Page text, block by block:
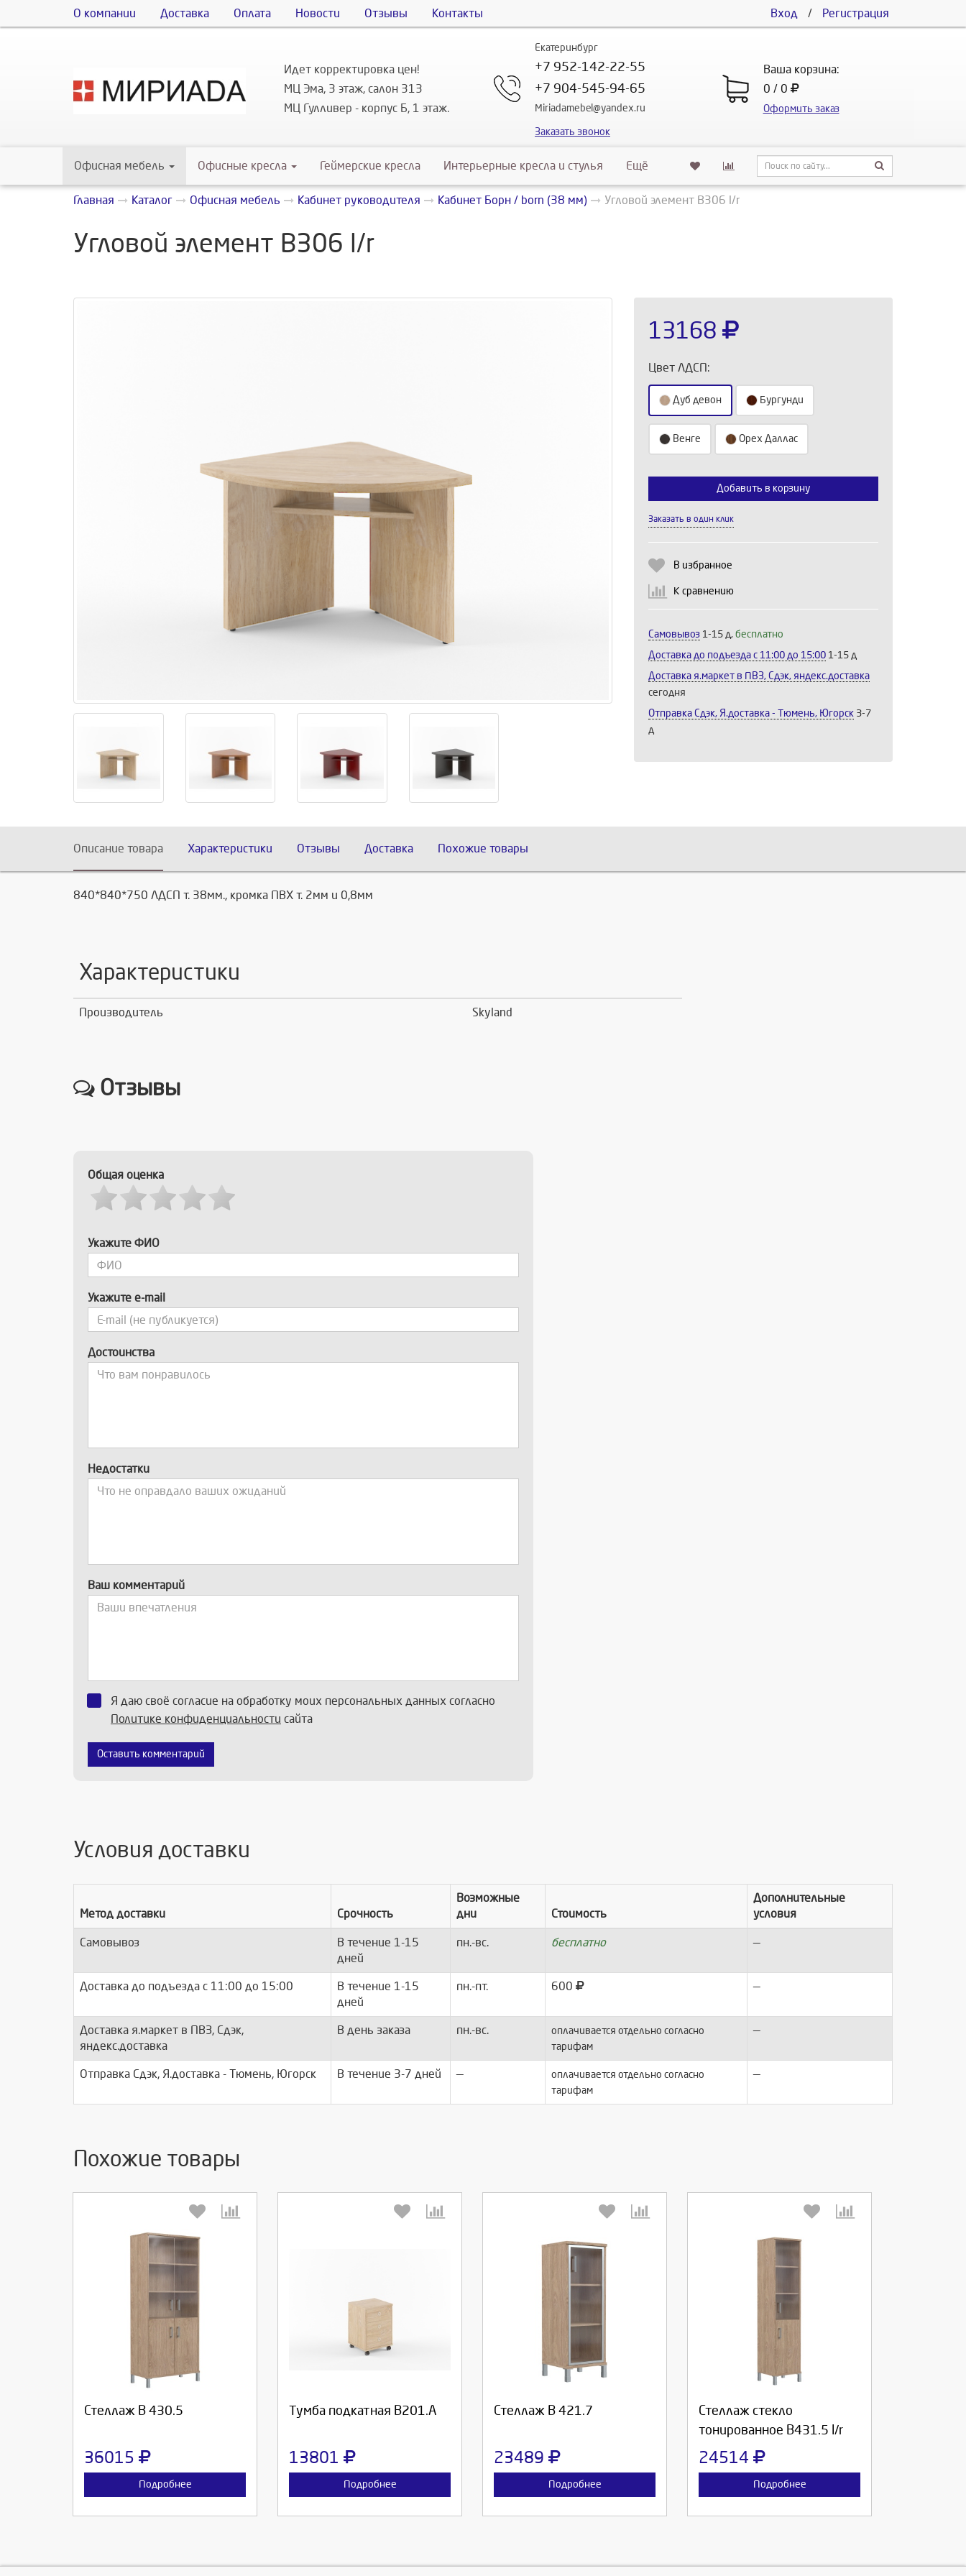
О компании Доставка Оплата Новости Отзывы Контакты Вход / Регистрация
Идет корректировка цен!
МЦ Эма, 3 этаж, салон 313
МЦ Гулливер - корпус Б, 1 этаж.
Екатеринбург
+7 952-142-22-55
+7 904-545-94-65
Miriadamebel@yandex.ru
Заказать звонок
Ваша корзина:
0 / 0
Оформить заказ
Офисная мебель Офисные кресла Геймерские кресла Интерьерные кресла и стулья Ещё
Главная Каталог Офисная мебель Кабинет руководителя Кабинет Борн / born (38 мм) Угловой элемент В306 l/r
Угловой элемент В306 l/r
13168
Цвет ЛДСП:
Дуб девон Бургунди
Венге Орех Даллас
Выберите количество:
Добавить в корзину
Заказать в один клик
В избранное
К сравнению
Самовывоз 1-15 д, бесплатно
Доставка до подъезда c 11:00 до 15:00 1-15 д
Доставка я.маркет в ПВЗ, Сдэк, яндекс.доставка
сегодня
Отправка Сдэк, Я.доставка - Тюмень, Югорск 3-7
д
Описание товара Характеристики Отзывы Доставка Похожие товары
840*840*750 ЛДСП т. 38мм., кромка ПВХ т. 2мм и 0,8мм
Характеристики
Производитель Skyland
Отзывы
Общая оценка
Укажите ФИО
Укажите e-mail
Достоинства
Недостатки
Ваш комментарий
Я даю своё согласие на обработку моих персональных данных согласно
Политике конфиденциальности сайта
Оставить комментарий
Условия доставки
Метод доставки Срочность
Возможные
дни
Стоимость
Дополнительные
условия
Самовывоз
В течение 1-15
дней
пн.-вс. бесплатно —
Доставка до подъезда c 11:00 до 15:00
В течение 1-15
дней
пн.-пт. 600 —
Доставка я.маркет в ПВЗ, Сдэк,
яндекс.доставка
В день заказа пн.-вс.
оплачивается отдельно согласно
тарифам
—
Отправка Сдэк, Я.доставка - Тюмень, Югорск В течение 3-7 дней —
оплачивается отдельно согласно
тарифам
—
Похожие товары
Стеллаж В 430.5
36015
Подробнее
Выберите количество:
Продолжить Отмена
Тумба подкатная В201.А
13801
Подробнее
Выберите количество:
Стеллаж В 421.7
23489
Подробнее
Продолжить
Стеллаж стекло
тонированное В431.5 l/r
24514
Подробнее
Выберите количество:
Продолжить